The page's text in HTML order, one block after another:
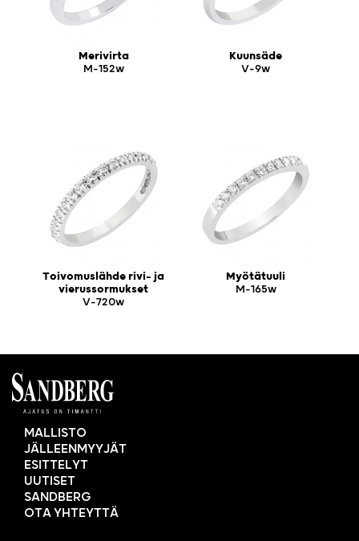
Merivirta
M-152w
Kuunsäde
V-9w
Toivomuslähde rivi- ja
vierussormukset
V-720w
Myötätuuli
M-165w
MALLISTO
JÄLLEENMYYJÄT
ESITTELYT
UUTISET
SANDBERG
OTA YHTEYTTÄ